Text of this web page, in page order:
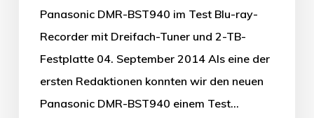
Panasonic DMR-BST940 im Test Blu-ray-
Recorder mit Dreifach-Tuner und 2-TB-
Festplatte 04. September 2014 Als eine der
ersten Redaktionen konnten wir den neuen
Panasonic DMR-BST940 einem Test…